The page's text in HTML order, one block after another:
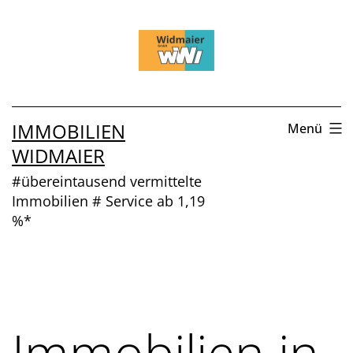
IMMOBILIEN
WIDMAIER
#übereintausend vermittelte
Immobilien # Service ab 1,19
%*
Menü